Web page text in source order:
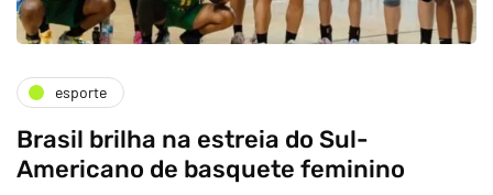
esporte
Brasil brilha na estreia do Sul-
Americano de basquete feminino